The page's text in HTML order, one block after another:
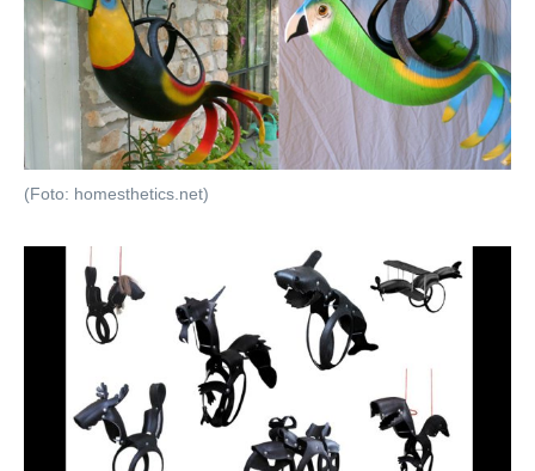
(Foto: homesthetics.net)